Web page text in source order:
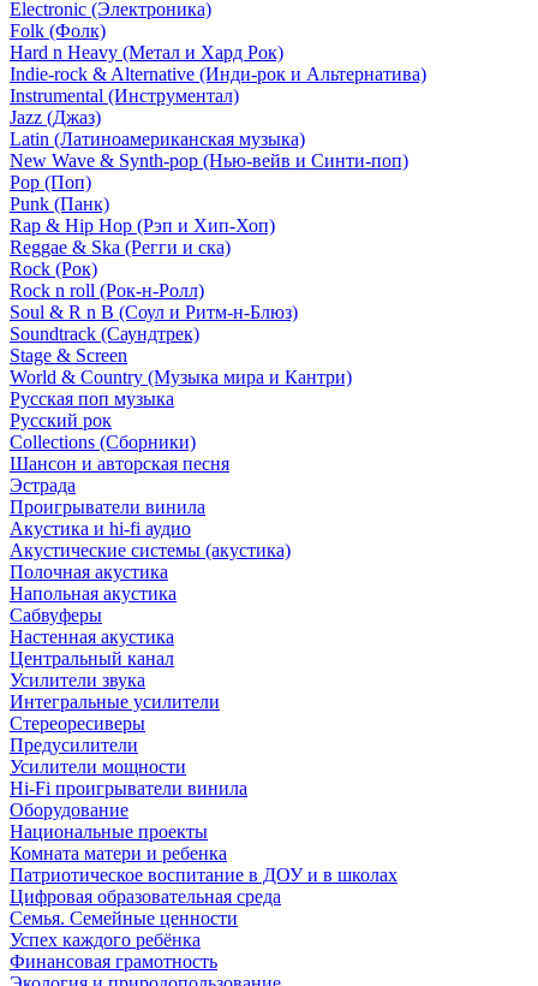
Electronic (Электроника)
Folk (Фолк)
Hard n Heavy (Метал и Хард Рок)
Indie-rock & Alternative (Инди-рок и Альтернатива)
Instrumental (Инструментал)
Jazz (Джаз)
Latin (Латиноамериканская музыка)
New Wave & Synth-pop (Нью-вейв и Синти-поп)
Pop (Поп)
Punk (Панк)
Rap & Hip Hop (Рэп и Хип-Хоп)
Reggae & Ska (Регги и ска)
Rock (Рок)
Rock n roll (Рок-н-Ролл)
Soul & R n B (Соул и Ритм-н-Блюз)
Soundtrack (Саундтрек)
Stage & Screen
World & Country (Музыка мира и Кантри)
Русская поп музыка
Русский рок
Сollections (Сборники)
Шансон и авторская песня
Эстрада
Проигрыватели винила
Акустика и hi-fi аудио
Акустические системы (акустика)
Полочная акустика
Напольная акустика
Сабвуферы
Настенная акустика
Центральный канал
Усилители звука
Интегральные усилители
Стереоресиверы
Предусилители
Усилители мощности
Hi-Fi проигрыватели винила
Оборудование
Национальные проекты
Комната матери и ребенка
Патриотическое воспитание в ДОУ и в школах
Цифровая образовательная среда
Семья. Семейные ценности
Успех каждого ребёнка
Финансовая грамотность